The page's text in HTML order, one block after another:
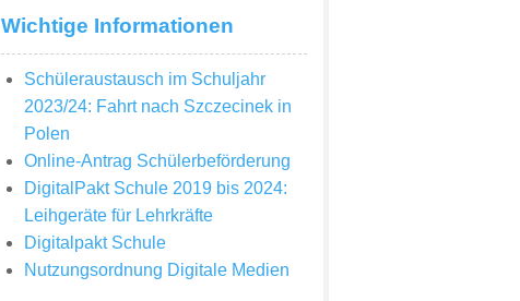
Wichtige Informationen
Schüleraustausch im Schuljahr
2023/24: Fahrt nach Szczecinek in
Polen
Online-Antrag Schülerbeförderung
DigitalPakt Schule 2019 bis 2024:
Leihgeräte für Lehrkräfte
Digitalpakt Schule
Nutzungsordnung Digitale Medien